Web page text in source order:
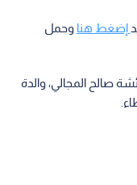
إضغط هنا وحمل
صالح المجالي، والدة